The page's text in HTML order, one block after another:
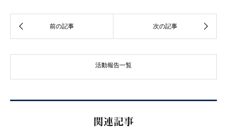
活動報告一覧
関連記事